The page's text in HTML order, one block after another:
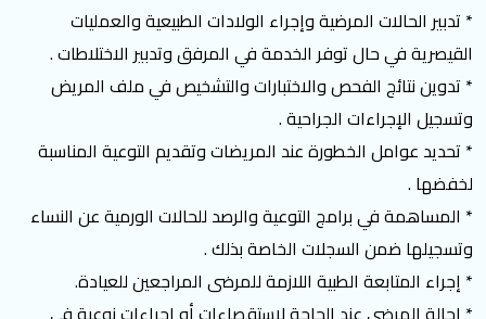
* تدبير الحالات المرضية وإجراء الولادات الطبيعية والعمليات
القيصرية في حال توفر الخدمة في المرفق وتدبير الاختلاطات .
* تدوين نتائج الفحص والاختبارات والتشخيص في ملف المريض
وتسجيل الإجراءات الجراحية .
* تحديد عوامل الخطورة عند المريضات وتقديم التوعية المناسبة
لخفضها .
* المساهمة في برامج التوعية والرصد للحالات الورمية عن النساء
وتسجيلها ضمن السجلات الخاصة بذلك .
* إجراء المتابعة الطبية اللازمة للمرضى المراجعين للعيادة.